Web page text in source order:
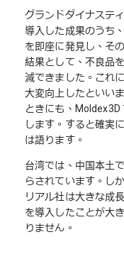
グランドダイナステ
導入した成果のうち
を即座に発見し、そ
結果として、不良品
減できました。これ
大変向上したといい
ときにも、
します。すると確実
は語ります。
台湾では、中国本土
らされています。し
リアル社は大きな成
を導入したことが大
りません。